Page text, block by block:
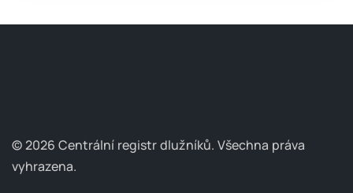
© 2026 Centrální registr dlužníků. Všechna práva
vyhrazena.